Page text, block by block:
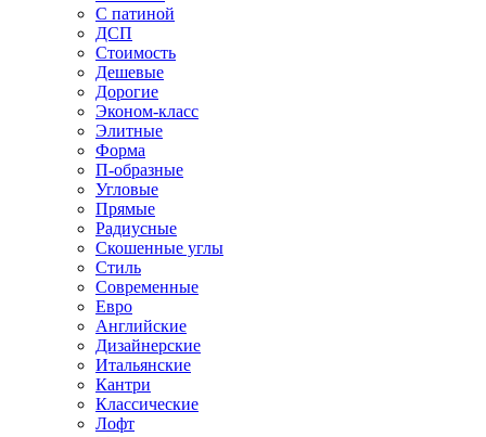
С патиной
ДСП
Стоимость
Дешевые
Дорогие
Эконом-класс
Элитные
Форма
П-образные
Угловые
Прямые
Радиусные
Скошенные углы
Стиль
Современные
Евро
Английские
Дизайнерские
Итальянские
Кантри
Классические
Лофт